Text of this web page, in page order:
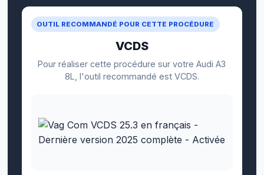
OUTIL RECOMMANDÉ POUR CETTE PROCÉDURE
VCDS
Pour réaliser cette procédure sur votre Audi A3
8L, l'outil recommandé est VCDS.